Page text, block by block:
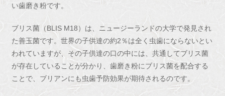
い歯磨き粉です。
ブリス菌（BLIS M18）は、ニュージーランドの大学で発見され
た善玉菌です。世界の子供達の約2％は全く虫歯にならないとい
われていますが、その子供達の口の中には、共通してブリス菌
が存在していることが分かり、歯磨き粉にブリス菌を配合する
ことで、ブリアンにも虫歯予防効果が期待されるのです。